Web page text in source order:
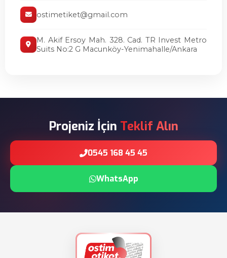
ostimetiket@gmail.com
M. Akif Ersoy Mah. 328. Cad. TR Invest Metro
Suits No:2 G Macunköy-Yenimahalle/Ankara
Projeniz İçin Teklif Alın
0545 168 45 45
WhatsApp